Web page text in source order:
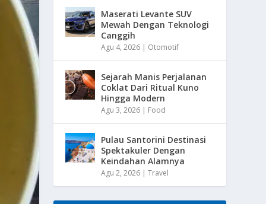
Maserati Levante SUV
Mewah Dengan Teknologi
Canggih
Agu 4, 2026 | Otomotif
Sejarah Manis Perjalanan
Coklat Dari Ritual Kuno
Hingga Modern
Agu 3, 2026 | Food
Pulau Santorini Destinasi
Spektakuler Dengan
Keindahan Alamnya
Agu 2, 2026 |Travel